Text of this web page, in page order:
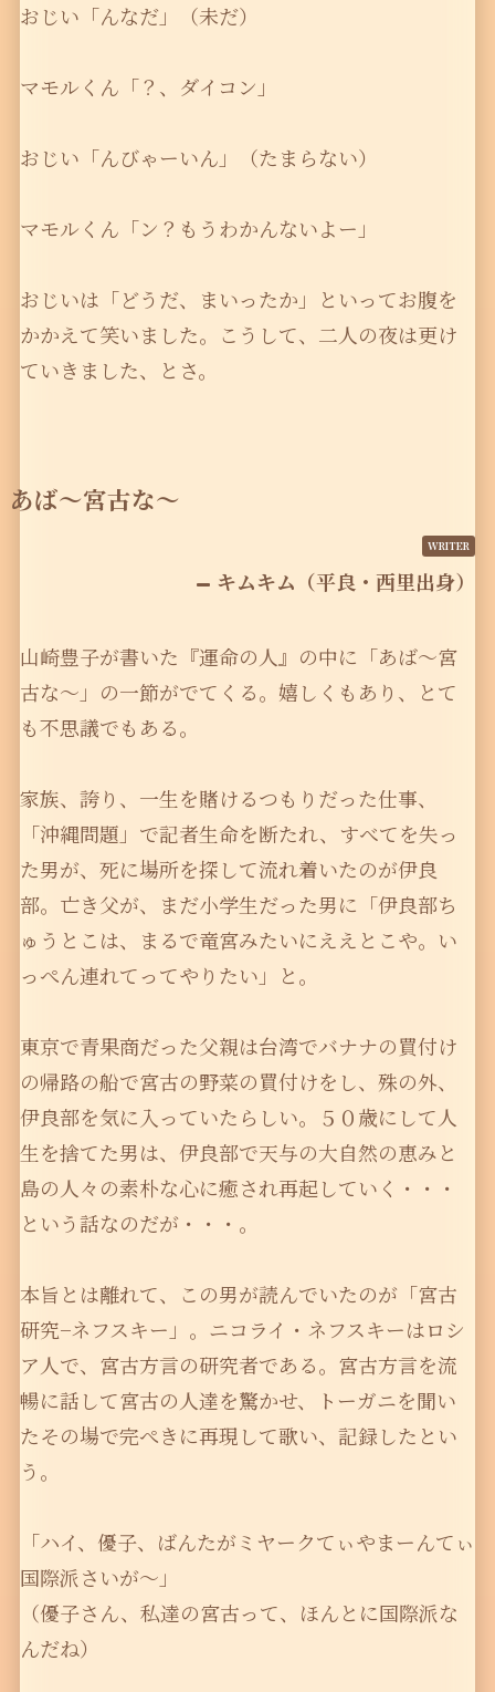
おじい「んなだ」（未だ）
マモルくん「？、ダイコン」
おじい「んびゃーいん」（たまらない）
マモルくん「ン？もうわかんないよー」
おじいは「どうだ、まいったか」といってお腹を
かかえて笑いました。こうして、二人の夜は更け
ていきました、とさ。
あば〜宮古な〜
キムキム（平良・西里出身）
山崎豊子が書いた『運命の人』の中に「あば〜宮
古な〜」の一節がでてくる。嬉しくもあり、とて
も不思議でもある。
家族、誇り、一生を賭けるつもりだった仕事、
「沖縄問題」で記者生命を断たれ、すべてを失っ
た男が、死に場所を探して流れ着いたのが伊良
部。亡き父が、まだ小学生だった男に「伊良部ち
ゅうとこは、まるで竜宮みたいにええとこや。い
っぺん連れてってやりたい」と。
東京で青果商だった父親は台湾でバナナの買付け
の帰路の船で宮古の野菜の買付けをし、殊の外、
伊良部を気に入っていたらしい。５０歳にして人
生を捨てた男は、伊良部で天与の大自然の恵みと
島の人々の素朴な心に癒され再起していく・・・
という話なのだが・・・。
本旨とは離れて、この男が読んでいたのが「宮古
研究−ネフスキー」。ニコライ・ネフスキーはロシ
ア人で、宮古方言の研究者である。宮古方言を流
暢に話して宮古の人達を驚かせ、トーガニを聞い
たその場で完ぺきに再現して歌い、記録したとい
う。
「ハイ、優子、ばんたがミヤークてぃやまーんてぃ
国際派さいが〜」
（優子さん、私達の宮古って、ほんとに国際派な
んだね）